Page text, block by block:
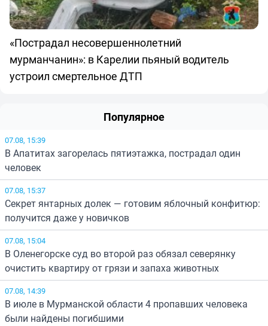
«Пострадал несовершеннолетний
мурманчанин»: в Карелии пьяный водитель
устроил смертельное ДТП
Популярное
07.08, 15:39
В Апатитах загорелась пятиэтажка, пострадал один
человек
07.08, 15:37
Секрет янтарных долек — готовим яблочный конфитюр:
получится даже у новичков
07.08, 15:04
В Оленегорске суд во второй раз обязал северянку
очистить квартиру от грязи и запаха животных
07.08, 14:39
В июле в Мурманской области 4 пропавших человека
были найдены погибшими